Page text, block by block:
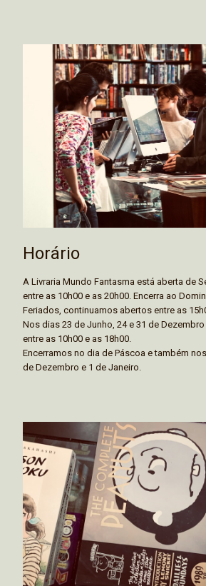
Horário
A Livraria Mundo Fantasma está aberta de
entre as 10h00 e as 20h00. Encerra ao
Feriados, continuamos abertos entre as
Nos dias 23 de Junho, 24 e 31 de
entre as 10h00 e as 18h00.
Encerramos no dia de Páscoa e também
de Dezembro e 1 de Janeiro.